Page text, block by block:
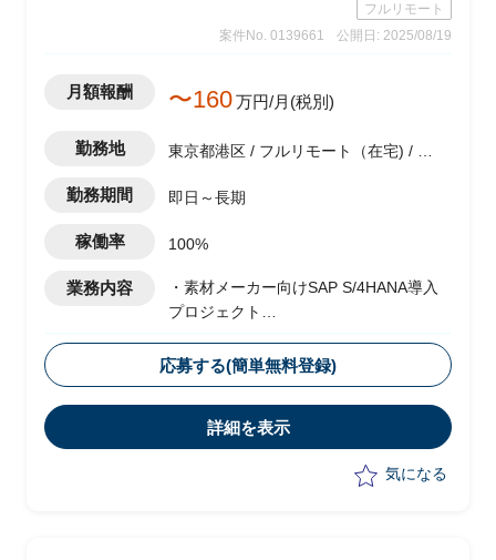
フルリモート
案件No. 0139661
公開日: 2025/08/19
月額報酬 〜160万円/月(税別)
勤務地
東京都港区 / フルリモート（在宅) / 六
勤務期間 即日～長期
稼働率 100%
業務内容
・素材メーカー向けSAP S/4HANA導入
プロジェクト
・全社統一の業務・システムを複数の工
場に一斉に導入及び展開予定
・PMOチームにて、以下業務を実施予定
-プロジェクト全体の導入展開計画の
-拠点展開における課題整理、解決策
応募する(簡単無料登録)
詳細を表示
気になる